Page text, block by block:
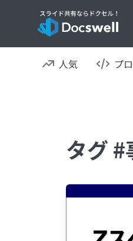
人気 プ
タグ